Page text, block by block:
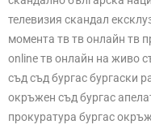
телевизия скандал
момента тв тв онлайн тв
online тв онлайн на живо
съд съд бургас бургаски
окръжен съд бургас
прокуратура бургас